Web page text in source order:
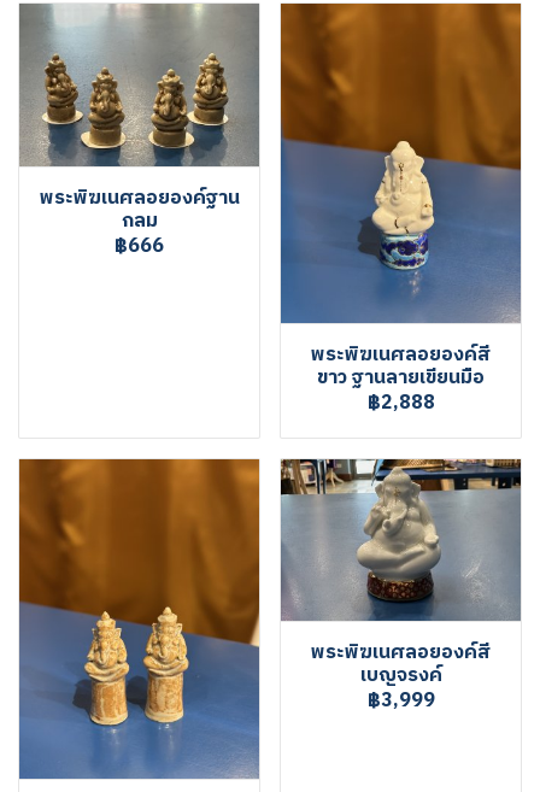
พระพิฆเนศลอยองค์ฐาน
กลม
฿666
พระพิฆเนศลอยองค์สี
ขาว ฐานลายเขียนมือ
฿2,888
พระพิฆเนศลอยองค์สี
เบญจรงค์
฿3,999